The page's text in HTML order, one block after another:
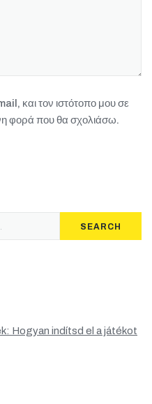
και τον ιστότοπο μου σε
φορά που θα σχολιάσω.
SEARCH
Hogyan indítsd el a játékot